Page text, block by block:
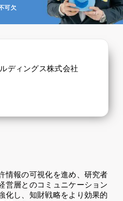
可欠
ディングス株式会社
情報の可視化を進め、研究者
営層とのコミュニケーション
化し、知財戦略をより効果的